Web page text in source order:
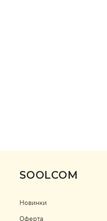
SOOLCOM
Новинки
Оферта